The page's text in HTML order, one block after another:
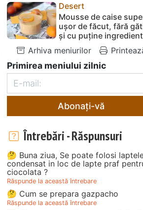
Desert
Mousse de caise
ușor de făcut, fără
și cu puține
Arhiva meniurilor
Primirea meniului zilnic
Abonați-vă
Întrebări - Răspunsuri
🤔 Buna ziua, Se poate folosi
condensat in loc de lapte praf
ciocolata ?
Răspunde la această întrebare
🤔 Cum se prepara gazpacho
Răspunde la această întrebare